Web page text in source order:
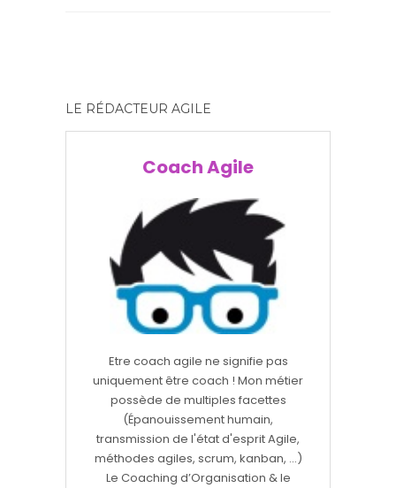
LE RÉDACTEUR AGILE
Coach Agile
Etre coach agile ne signifie pas
uniquement être coach ! Mon métier
possède de multiples facettes
(Épanouissement humain,
transmission de l'état d'esprit Agile,
méthodes agiles, scrum, kanban, ...)
Le Coaching d’Organisation & le